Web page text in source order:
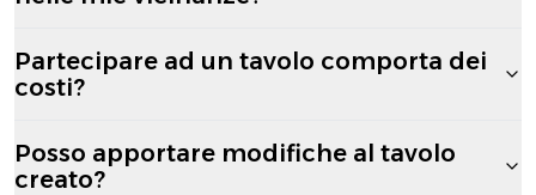
Partecipare ad un tavolo comporta dei
costi?
Posso apportare modifiche al tavolo
creato?